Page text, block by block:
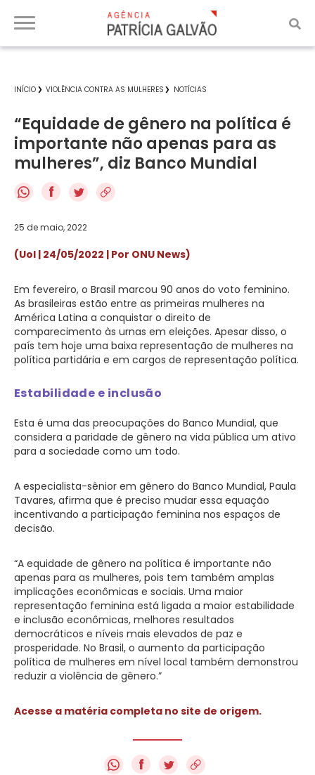
INÍCIO VIOLÊNCIA CONTRA AS MULHERES NOTÍCIAS
“Equidade de gênero na política é
importante não apenas para as
mulheres”, diz Banco Mundial
f
25 de maio, 2022
(Uol | 24/05/2022 | Por ONU News)
Em fevereiro, o Brasil marcou 90 anos do voto feminino.
As brasileiras estão entre as primeiras mulheres na
América Latina a conquistar o direito de
comparecimento às urnas em eleições. Apesar disso, o
país tem hoje uma baixa representação de mulheres na
política partidária e em cargos de representação política.
Estabilidade e inclusão
Esta é uma das preocupações do Banco Mundial, que
considera a paridade de gênero na vida pública um ativo
para a sociedade como um todo.
A especialista-sênior em gênero do Banco Mundial, Paula
Tavares, afirma que é preciso mudar essa equação
incentivando a participação feminina nos espaços de
decisão.
“A equidade de gênero na política é importante não
apenas para as mulheres, pois tem também amplas
implicações econômicas e sociais. Uma maior
representação feminina está ligada a maior estabilidade
e inclusão econômicas, melhores resultados
democráticos e níveis mais elevados de paz e
prosperidade. No Brasil, o aumento da participação
política de mulheres em nível local também demonstrou
reduzir a violência de gênero.”
Acesse a matéria completa no site de origem.
f